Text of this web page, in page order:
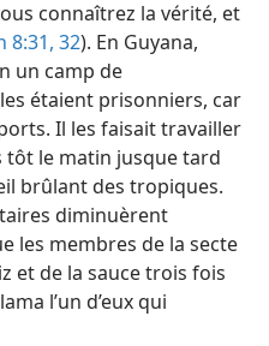
connaîtrez la vérité, et
8:31, 32). En Guyana,
un camp de
étaient prisonniers, car
Il les faisait travailler
tôt le matin jusque tard
brûlant des tropiques.
diminuèrent
les membres de la secte
et de la sauce trois fois
l’un d’eux qui